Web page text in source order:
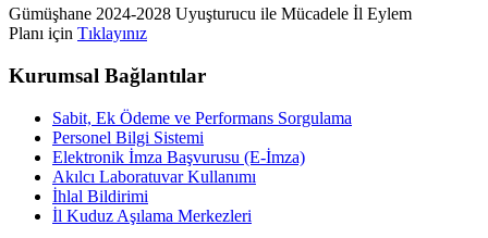
Gümüşhane 2024-2028 Uyuşturucu ile Mücadele İl Eylem
Planı için Tıklayınız
Kurumsal Bağlantılar
Sabit, Ek Ödeme ve Performans Sorgulama
Personel Bilgi Sistemi
Elektronik İmza Başvurusu (E-İmza)
Akılcı Laboratuvar Kullanımı
İhlal Bildirimi
İl Kuduz Aşılama Merkezleri